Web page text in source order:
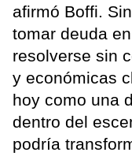
afirmó Boffi.
tomar deuda
resolverse sin
y económicas
hoy como una
dentro del
podría